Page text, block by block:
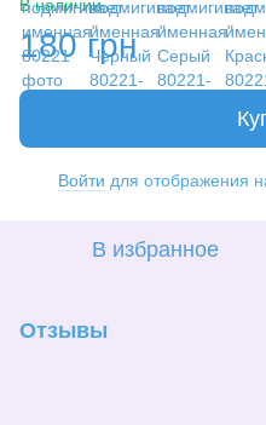
В наличии
180 грн
Войти для отображения
В избранное
Отзывы